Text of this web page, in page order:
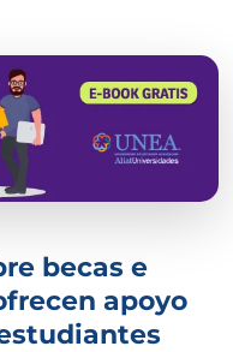
becas e
apoyo